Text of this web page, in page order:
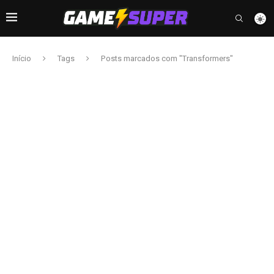
Início Tags Posts marcados com "Transformers"